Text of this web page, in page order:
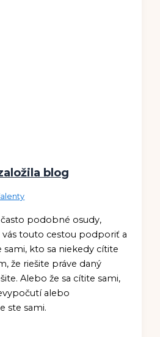
blog
podobné osudy,
touto cestou podporiť a
sami, kto sa niekedy cítite
že riešite práve daný
Alebo že sa cítite sami,
alebo
ste sami.